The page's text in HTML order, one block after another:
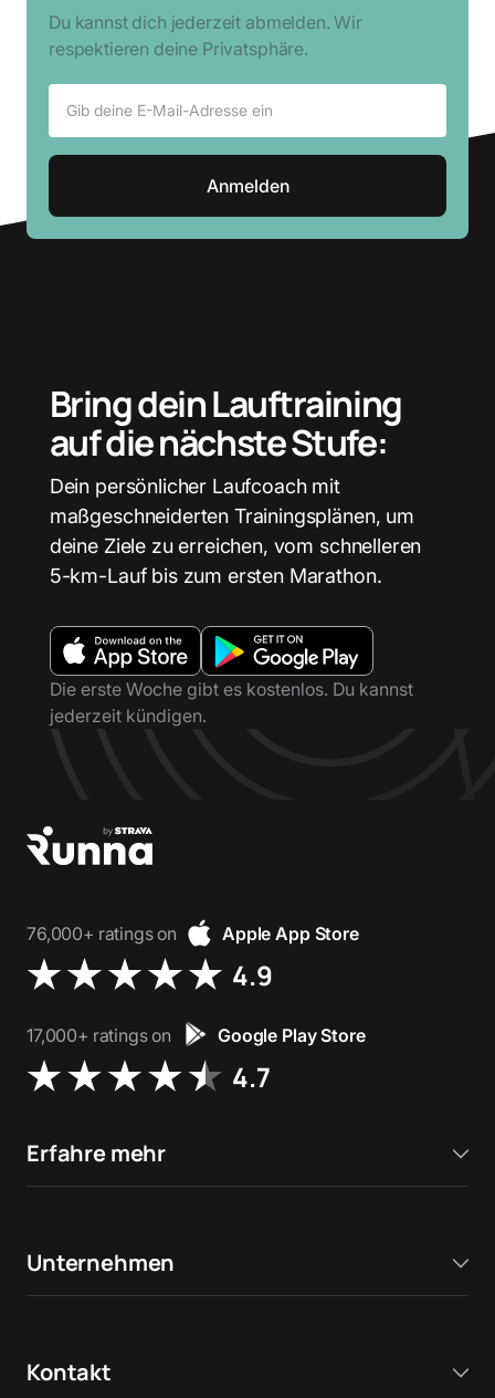
Du kannst dich jederzeit abmelden. Wir
respektieren deine Privatsphäre.
Bring dein Lauftraining
auf die nächste Stufe:
Dein persönlicher Laufcoach mit
maßgeschneiderten Trainingsplänen, um
deine Ziele zu erreichen, vom schnelleren
5-km-Lauf bis zum ersten Marathon.
Die erste Woche gibt es kostenlos. Du kannst
jederzeit kündigen.
76,000+ ratings on Apple App Store
4.9
17,000+ ratings on Google Play Store
4.7
Erfahre mehr
Unternehmen
Kontakt